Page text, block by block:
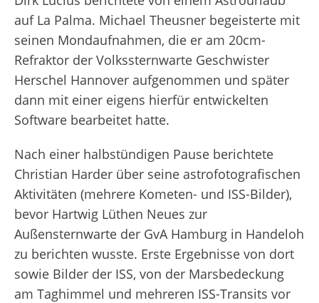
auf La Palma. Michael Theusner begeisterte mit
seinen Mondaufnahmen, die er am 20cm-
Refraktor der Volkssternwarte Geschwister
Herschel Hannover aufgenommen und später
dann mit einer eigens hierfür entwickelten
Software bearbeitet hatte.
Nach einer halbstündigen Pause berichtete
Christian Harder über seine astrofotografischen
Aktivitäten (mehrere Kometen- und ISS-Bilder),
bevor Hartwig Lüthen Neues zur
Außensternwarte der GvA Hamburg in Handeloh
zu berichten wusste. Erste Ergebnisse von dort
sowie Bilder der ISS, von der Marsbedeckung
am Taghimmel und mehreren ISS-Transits vor